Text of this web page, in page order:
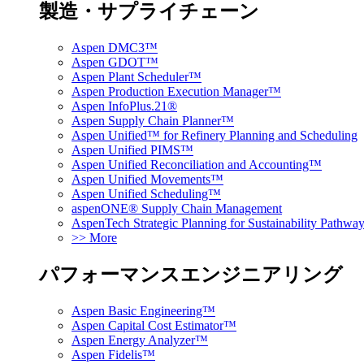
製造・サプライチェーン
Aspen DMC3™
Aspen GDOT™
Aspen Plant Scheduler™
Aspen Production Execution Manager™
Aspen InfoPlus.21®
Aspen Supply Chain Planner™
Aspen Unified™ for Refinery Planning and Scheduling
Aspen Unified PIMS™
Aspen Unified Reconciliation and Accounting™
Aspen Unified Movements™
Aspen Unified Scheduling™
aspenONE® Supply Chain Management
AspenTech Strategic Planning for Sustainability
>> More
パフォーマンスエンジニアリング
Aspen Basic Engineering™
Aspen Capital Cost Estimator™
Aspen Energy Analyzer™
Aspen Fidelis™